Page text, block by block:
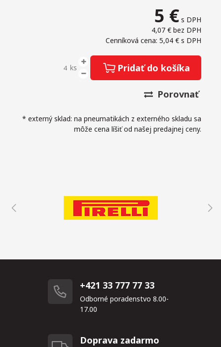
5 € s DPH
4,07 € bez DPH
Cenníková cena: 5,04 € s DPH
ks Pridať do košíka
Porovnať
* externý sklad: na pneumatikách z externého skladu sa
môže cena líšiť od našej predajnej ceny.
+421 33 777 77 33
Odborné poradenstvo 8.00-
17.00
Doprava zadarmo